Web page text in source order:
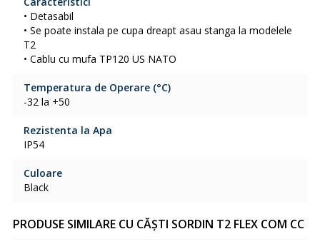
• Detasabil
• Se poate instala pe cupa dreapt asau stanga la modelele
T2
• Cablu cu mufa TP120 US NATO
Temperatura de Operare (°C)
-32 la +50
Rezistenta la Apa
IP54
Culoare
Black
PRODUSE SIMILARE CU CĂȘTI SORDIN T2 FLEX COM CC